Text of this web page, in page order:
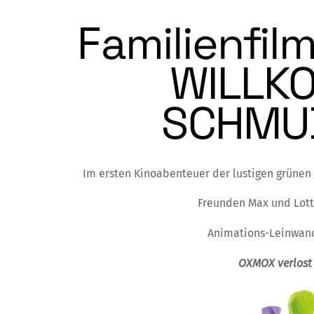
Im ersten Kinoabenteuer der lustigen
Freunden Max und
Animations-
OXMOX